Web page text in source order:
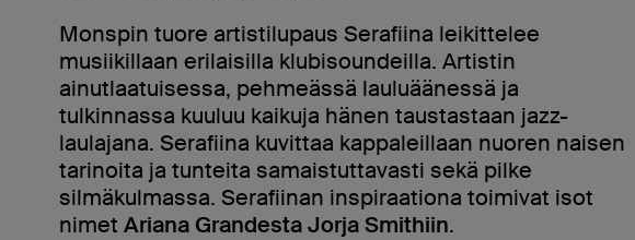
Monspin tuore artistilupaus Serafiina leikittelee
musiikillaan erilaisilla klubisoundeilla. Artistin
ainutlaatuisessa, pehmeässä lauluäänessä ja
tulkinnassa kuuluu kaikuja hänen taustastaan jazz-
laulajana. Serafiina kuvittaa kappaleillaan nuoren naisen
tarinoita ja tunteita samaistuttavasti sekä pilke
silmäkulmassa. Serafiinan inspiraationa toimivat isot
nimetAriana GrandestaJorja Smithiin.